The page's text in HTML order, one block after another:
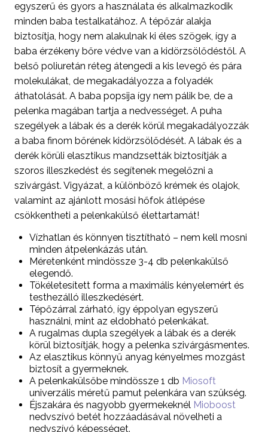
egyszerű és gyors a használata és alkalmazkodik
minden baba testalkatához. A tépőzár alakja
biztosítja, hogy nem alakulnak ki éles szögek, így a
baba érzékeny bőre védve van a kidörzsölődéstől. A
belső poliuretán réteg átengedi a kis levegő és pára
molekulákat, de megakadályozza a folyadék
áthatolását. A baba popsija így nem pálik be, de a
pelenka magában tartja a nedvességet. A puha
szegélyek a lábak és a derék körül megakadályozzák
a baba finom bőrének kidörzsölődését. A lábak és a
derék körüli elasztikus mandzsetták biztosítják a
szoros illeszkedést és segítenek megelőzni a
szivárgást. Vigyázat, a különböző krémek és olajok,
valamint az ajánlott mosási hőfok átlépése
csökkentheti a pelenkakülső élettartamát!
Vízhatlan és könnyen tisztítható – nem kell mosni
minden átpelenkázás után.
Méretenként mindössze 3-4 db pelenkakülső
elegendő.
Tökéletesített forma a maximális kényelemért és
testhezálló illeszkedésért.
Tépőzárral zárható, így éppolyan egyszerű
használni, mint az eldobható pelenkákat.
A rugalmas dupla szegélyek a lábak és a derék
körül biztosítják, hogy a pelenka szivárgásmentes.
Az elasztikus könnyű anyag kényelmes mozgást
biztosít a gyermeknek.
A pelenkakülsőbe mindössze 1 db Miosoft
univerzális méretű pamut pelenkára van szükség.
Éjszakára és nagyobb gyermekeknél Mioboost
nedvszívó betét hozzáadásával növelheti a
nedvszívó képességet.